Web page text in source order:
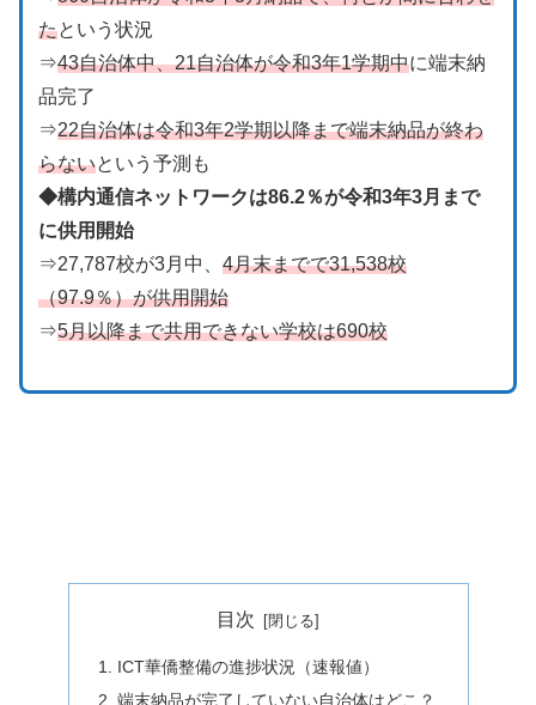
たという状況
⇒43自治体中、21自治体が令和3年1学期中に端末納
品完了
⇒22自治体は令和3年2学期以降まで端末納品が終わ
らないという予測も
◆構内通信ネットワークは86.2％が令和3年3月まで
に供用開始
⇒27,787校が3月中、 4月末までで31,538校
（97.9％）が供用開始
⇒5月以降まで共用できない学校は690校
目次
ICT華僑整備の進捗状況（速報値）
端末納品が完了していない自治体はどこ？